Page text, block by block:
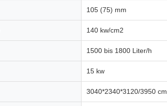
105 (75) mm
140 kw/cm2
1500 bis 1800 Liter/h
15 kw
3040*2340*3120/3950 cm